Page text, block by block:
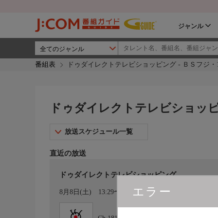
ジャンル
番組表 ドゥダイレクトテレビショッピング - ＢＳフジ・
エラー
ドゥダイレクトテレビショッ
放送スケジュール一覧
直近の放送
ドゥダイレクトテレビショッピング
8月8日(土) 13:29〜14:00 カレンダー登録